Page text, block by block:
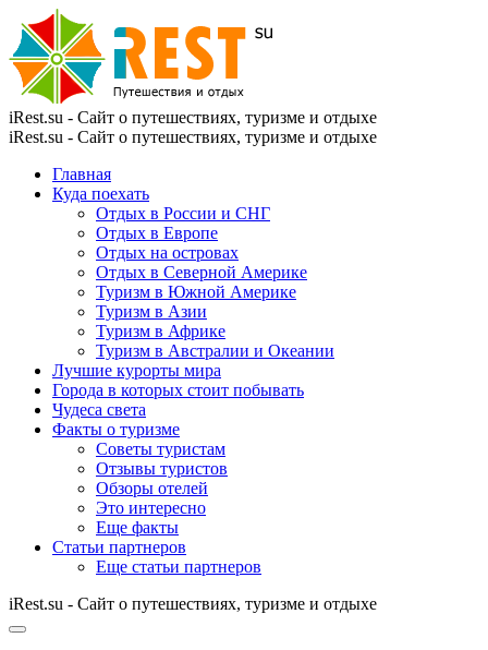
iRest.su - Сайт о путешествиях, туризме и отдыхе
iRest.su - Сайт о путешествиях, туризме и отдыхе
Главная
Куда поехать
Отдых в России и СНГ
Отдых в Европе
Отдых на островах
Отдых в Северной Америке
Туризм в Южной Америке
Туризм в Азии
Туризм в Африке
Туризм в Австралии и Океании
Лучшие курорты мира
Города в которых стоит побывать
Чудеса света
Факты о туризме
Советы туристам
Отзывы туристов
Обзоры отелей
Это интересно
Еще факты
Статьи партнеров
Еще статьи партнеров
iRest.su - Сайт о путешествиях, туризме и отдыхе